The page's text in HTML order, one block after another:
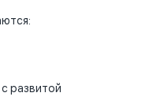
развитой